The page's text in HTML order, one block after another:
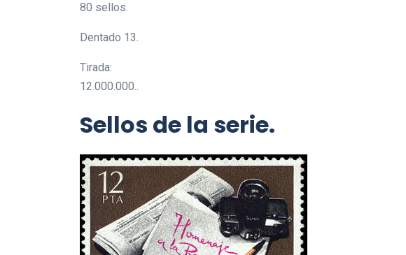
80 sellos.
Dentado 13.
Tirada:
12.000.000..
Sellos de la serie.